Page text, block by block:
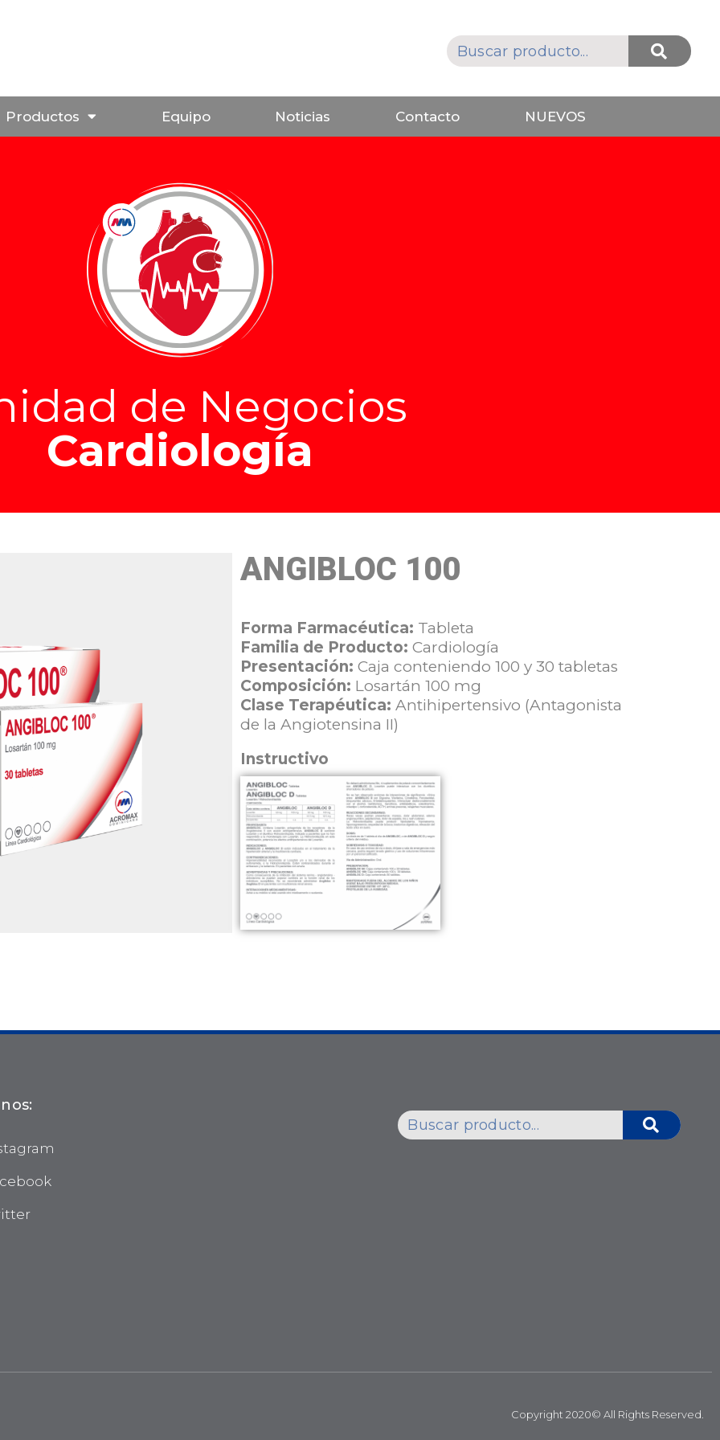
Productos Equipo Noticias Contacto NUEVOS
de Negocios
Cardiología
ANGIBLOC 100
Forma Farmacéutica: Tableta
Familia de Producto: Cardiología
Presentación: Caja conteniendo 100 y 30 tabletas
Composición: Losartán 100 mg
Clase Terapéutica: Antihipertensivo (Antagonista
de la Angiotensina II)
Instructivo
Copyright 2020© All Rights Reserved.